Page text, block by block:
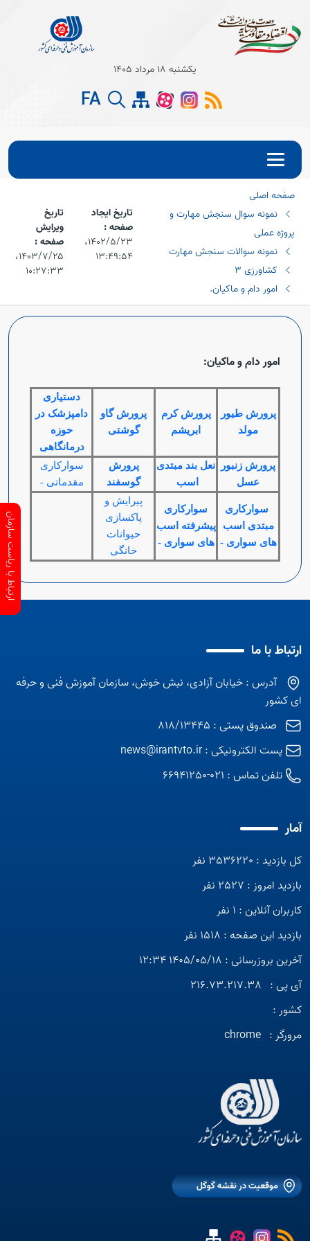
Open
Open
یکشنبه 18 مرداد 1405
FA
صفحه اصلی
نمونه سوال سنجش مهارت و
پروژه عملی
نمونه سوالات سنجش مهارت
کشاورزی 3
امور دام و ماکیان.
تاریخ ایجاد
صفحه :
۱۴۰۲/۵/۲۳،‏
۱۳:۴۹:۵۴
تاریخ
ویرایش
صفحه :
۱۴۰۳/۷/۲۵،‏
۱۰:۲۷:۳۳
امور دام و ماکیان:
پرورش طیور
مولد
پرورش کرم
ابریشم
پرورش گاو
گوشتی
دستیاری
دامپزشک در
حوزه
درمانگاهی
پرورش زنبور
عسل
نعل بند مبتدی
اسب
پرورش
گوسفند
سوارکاری
مقدماتی -
سوارکاری
مبتدی اسب
های سواری -
سوارکاری
پیشرفته اسب
های سواری -
پیرایش و
پاکسازی
حیوانات
خانگی
ارتباط با ما
آدرس : خیابان آزادی، نبش خوش، سازمان آموزش فنی و حرفه
ای کشور
صندوق پستی : 818/13445
پست الکترونیکی :news@irantvto.ir
تلفن تماس : 021-66941250
آمار
کل بازدید : 3536220 نفر
بازدید امروز : 2527 نفر
کاربران آنلاین : 1 نفر
بازدید این صفحه : 1518 نفر
آخرین بروزرسانی : 1405/05/18 12:34
آی پی : 216.73.217.38
کشور :
مرورگر : chrome
موقعیت در نقشه گوگل
ارتباط با ریاست سازمان